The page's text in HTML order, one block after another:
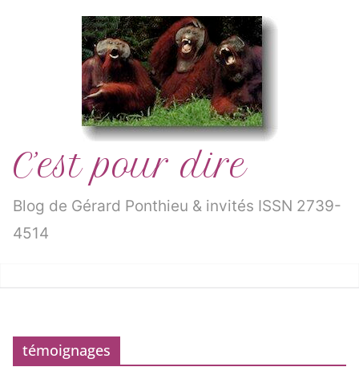
C’est pour dire
Blog de Gérard Ponthieu & invités ISSN 2739-
4514
témoignages